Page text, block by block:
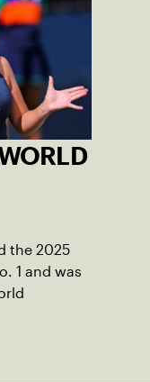
the 2025
1 and was